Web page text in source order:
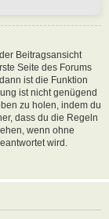
Beitragsansicht
Seite des Forums
ist die Funktion
ist nicht genügend
zu holen, indem du
dass du die Regeln
wenn ohne
wird.